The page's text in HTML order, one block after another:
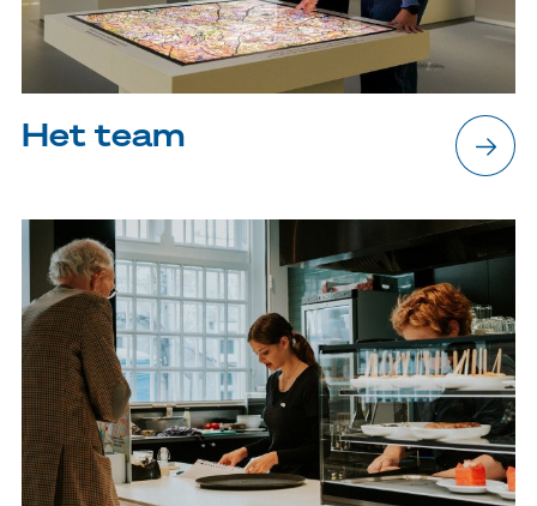
Bezoek
Museum
Onderwijs
Steun ons
Zoeken
Tickets
Het team